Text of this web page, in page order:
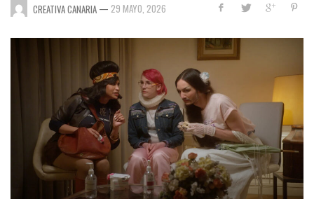
CREATIVA CANARIA — 29 MAYO, 2026